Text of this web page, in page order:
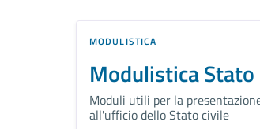
MODULISTICA
Modulistica
Moduli utili per la
all'ufficio dello Stato civile